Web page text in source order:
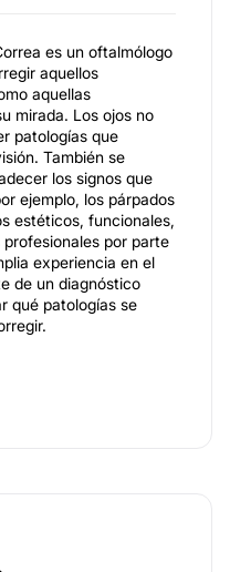
es un oftalmólogo
aquellos
aquellas
mirada. Los ojos no
patologías que
También se
los signos que
ejemplo, los párpados
estéticos, funcionales,
por parte
experiencia en el
de un diagnóstico
qué patologías se
Jaime Alberto
o la aparición de
el exceso de piel,